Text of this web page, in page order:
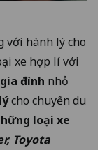
với hành lý cho
xe hợp lí với
gia đình nhỏ
cho chuyến du
loại xe
Toyota